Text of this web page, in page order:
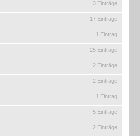
3 Einträge
17 Einträge
1 Eintrag
25 Einträge
2 Einträge
2 Einträge
1 Eintrag
5 Einträge
2 Einträge